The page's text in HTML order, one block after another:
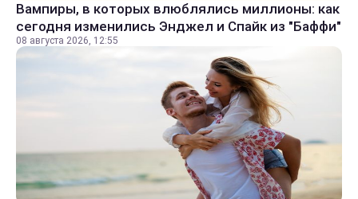
Вампиры, в которых влюблялись миллионы: как
сегодня изменились Энджел и Спайк из "Баффи"
08 августа 2026, 12:55